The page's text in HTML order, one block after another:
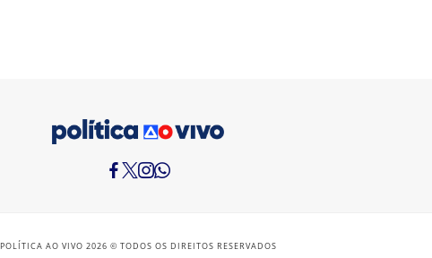
POLÍTICA AO VIVO 2026 © TODOS OS DIREITOS RESERVADOS